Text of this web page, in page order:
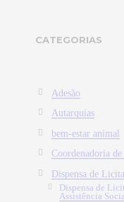
CATEGORIAS
Adesão
Autarquias
bem-estar animal
Coordenadoria
Dispensa de
Dispensa de
Assistência Social